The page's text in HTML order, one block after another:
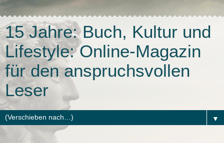
15 Jahre: Buch, Kultur und
Lifestyle: Online-Magazin
für den anspruchsvollen
Leser
▼